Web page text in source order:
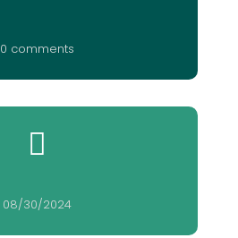
0 comments

08/30/2024